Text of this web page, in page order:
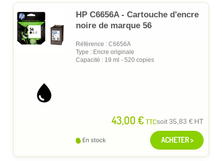
HP C6656A - Cartouche d'encre
noire de marque 56
Référence : C6656A
Type : Encre originale
Capacité : 19 ml - 520 copies
43,00 € TTCsoit35,83 € HT
En stock ACHETER >